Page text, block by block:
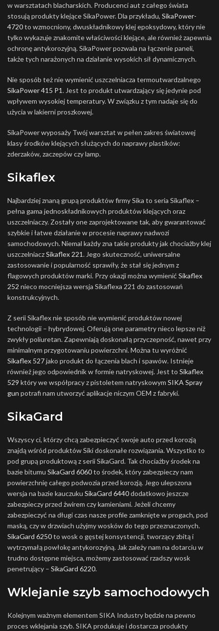
w warsztatach blacharskich. Producenci aut z całego świata
stosują produkty klejące SikaPower. Dla przykładu, SikaPower-
4720to wzmocniony, dwuskładnikowy klej epoksydowy, który nie
tylko wykazuje znakomite właściwości klejące, ale również zapewnia
ochronę antykorozyjną. SikaPower pozwala na łączenie paneli,
także tych narażonych na działanie wysokich sił dynamicznych.
Nie sposób też nie wymienić uszczelniacza termoutwardzalnego
SikaPower 415 P1. Jest to produkt utwardzający się jedynie pod
wpływem wysokiej temperatury. W związku z tym nadaje się do
użycia w lakierni proszkowej.
SikaPower wyposaży Twój warsztat w pełen zakres światowej
klasy środków klejących służących do naprawy plastików:
zderzaków, zaczepów czy lamp.
Sikaflex
Najbardziej znaną grupą produktów firmy Sika to seria Sikaflex –
pełna gama jednoskładnikowych produktów klejących oraz
uszczelniaczy. Zostały one zaprojektowane tak, aby gwarantować
szybkie i łatwe działanie w procesie naprawy nadwozi
samochodowych. Niemal każdy zna takie produkty jak chociażby klej
uszczelniaczSikaflex 221. Jego skuteczność, uniwersalne
zastosowanie i popularność sprawiły, że stał się jednym z
flagowych produktów marki. Przy okazji można wymienić Sikaflex
252 nieco mocniejsza wersja Sikaflexa 221 do zastosowań
konstrukcyjnych.
Z serii Sikaflex nie sposób nie wymienić produktów nowej
technologii – hybrydowej. Oferują one parametry nieco lepsze niż
zwykły poliuretan. Zapewniają doskonałą przyczepność, nawet przy
minimalnym przygotowaniu powierzchni. Można tu wyróżnić
Sikaflex 527jako produkt do łączenia blach i spawów. Istnieje
również jego odpowiednik w formie natryskowej. Jest to Sikaflex
529 który we współpracy z pistoletem natryskowym SIKA Spray
gun potrafi nam utworzyć aplikacje niczym OEM z fabryki.
SikaGard
Wszyscy ci, którzy chcą zabezpieczyć swoje auto przed korozją
znajdą wśród produktów Siki doskonałe rozwiązania. Wszystko to
pod grupą produktową z serii SikaGard. Tak chociażby środek na
bazie bitumu SikaGard 6060to środek, który zabezpieczy nam
powierzchnię całego podwozia przed korozją. Jego ulepszona
wersja na bazie kauczuku SikaGard 6440dodatkowo jeszcze
zabezpieczy przed żwirem czy kamieniami. Jeżeli chcemy
zabezpieczyć na długi czas nasze profile zamknięte w progach, pod
maską, czy w drzwiach użyjmy wosków do tego przeznaczonych.
SikaGard 6250to wosk o gęstej konsystencji, tworzący zbitą i
wytrzymałą powłokę antykorozyjną. Jak zależy nam na dotarciu w
trudno dostępne miejsca, możemy zastosować rzadszy wosk
penetrujący – SikaGard 6220.
Wklejanie szyb samochodowych
Kolejnym ważnym elementem SIKA Industry będzie na pewno
proces wklejania szyb. SIKA produkuje i dostarcza produkty